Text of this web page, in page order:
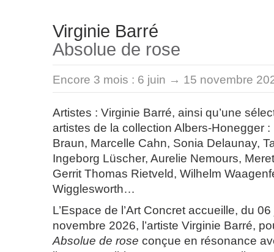
Virginie Barré
Absolue de rose
Encore 3 mois : 6 juin → 15 novembre
Artistes : Virginie Barré, ainsi qu’une
artistes de la collection Albers-Honegger :
Braun, Marcelle Cahn, Sonia Delaunay,
Ingeborg Lüscher, Aurelie Nemours,
Gerrit Thomas Rietveld, Wilhelm
Wigglesworth…
L’Espace de l’Art Concret accueille, du
novembre 2026, l’artiste Virginie Barré,
Absolue de rose conçue en résonance